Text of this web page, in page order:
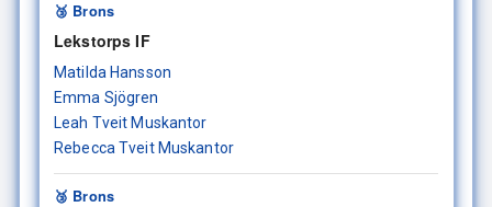
🥉 Brons
Lekstorps IF
Matilda Hansson
Emma Sjögren
Leah Tveit Muskantor
Rebecca Tveit Muskantor
🥉 Brons